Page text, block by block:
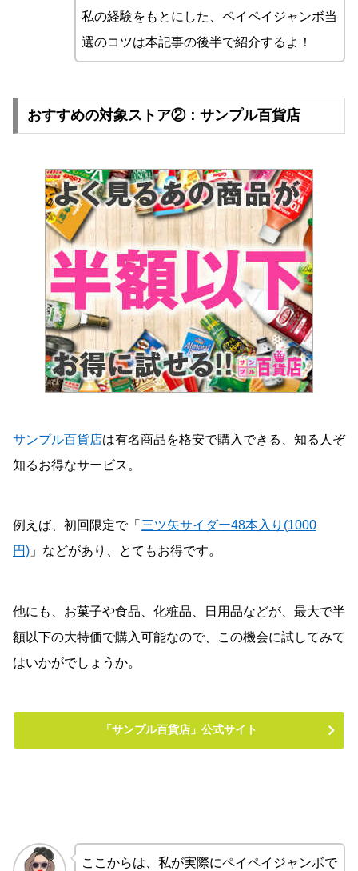
私の経験をもとにした、ペイペイジャンボ当
選のコツは本記事の後半で紹介するよ！
おすすめの対象ストア②：サンプル百貨店
サンプル百貨店は有名商品を格安で購入できる、知る人ぞ
知るお得なサービス。
例えば、初回限定で「 三ツ矢サイダー48本入り(1000
円) 」などがあり、とてもお得です。
他にも、お菓子や食品、化粧品、日用品などが、最大で半
額以下の大特価で購入可能なので、この機会に試してみて
はいかがでしょうか。
「サンプル百貨店」公式サイト
ここからは、私が実際にペイペイジャンボで